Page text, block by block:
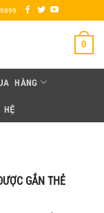
0
HÀNG
GẮN THẺ